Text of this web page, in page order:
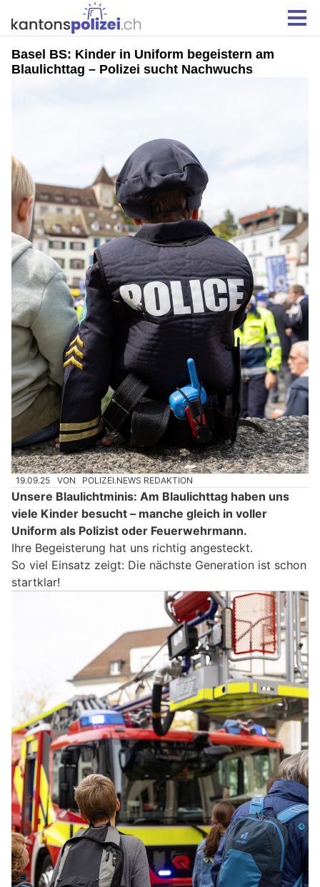
Basel BS: Kinder in Uniform begeistern am
Blaulichttag – Polizei sucht Nachwuchs
19.09.25 VON POLIZEI.NEWS REDAKTION
Unsere Blaulichtminis: Am Blaulichttag haben uns
viele Kinder besucht – manche gleich in voller
Uniform als Polizist oder Feuerwehrmann.
Ihre Begeisterung hat uns richtig angesteckt.
So viel Einsatz zeigt: Die nächste Generation ist schon
startklar!